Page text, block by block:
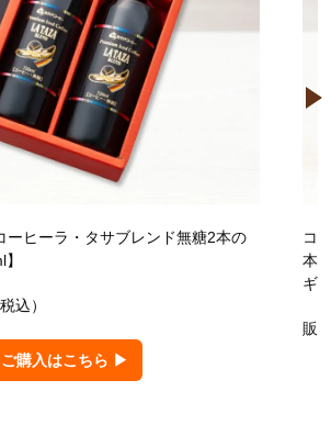
ーヒーラ・タサブレンド無糖2本の
税込）
ご購入はこちら ▶
コ
本
ギ
販